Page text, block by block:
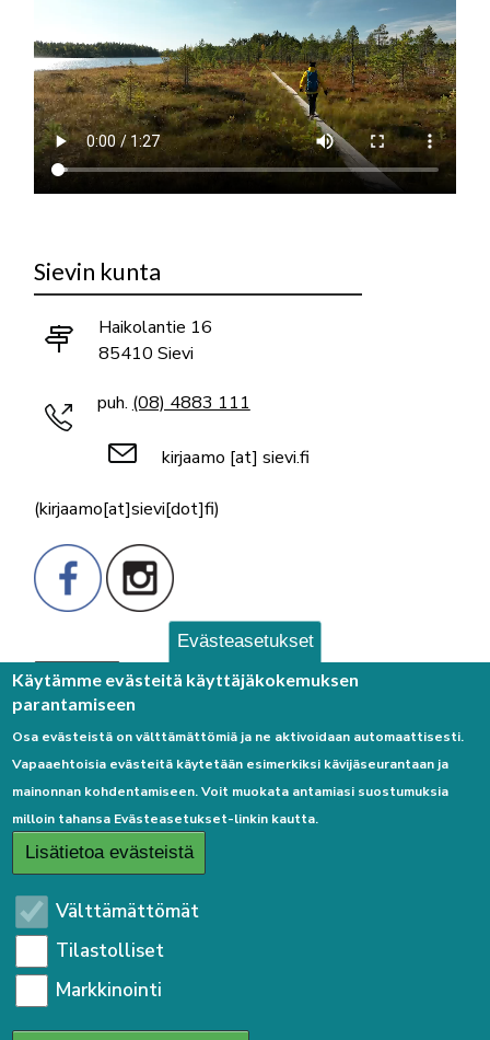
Sievin kunta
Haikolantie 16
85410 Sievi
puh. (08) 4883 111
kirjaamo [at] sievi.fi
(kirjaamo[at]sievi[dot]fi)
Palaute
Linkkejä
Etusivulle
Kirjaudu sisään
Saavutettavuusseloste
Sivukartta
Tietosuojaseloste
Evästeasetukset
Käytämme evästeitä käyttäjäkokemuksen
parantamiseen
Osa evästeistä on välttämättömiä ja ne aktivoidaan automaattisesti.
Vapaaehtoisia evästeitä käytetään esimerkiksi kävijäseurantaan ja
mainonnan kohdentamiseen. Voit muokata antamiasi suostumuksia
milloin tahansa Evästeasetukset-linkin kautta.
Lisätietoa evästeistä
Välttämättömät
Tilastolliset
Markkinointi